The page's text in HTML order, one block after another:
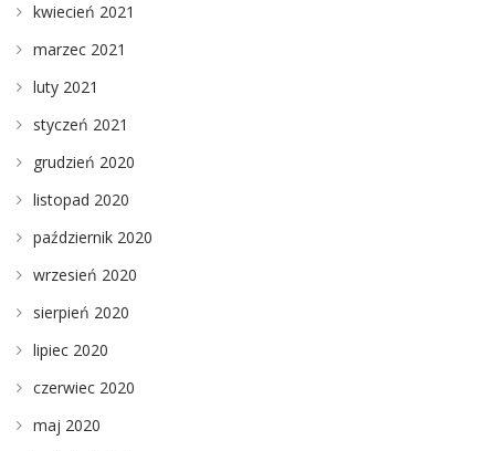
kwiecień 2021
marzec 2021
luty 2021
styczeń 2021
grudzień 2020
listopad 2020
październik 2020
wrzesień 2020
sierpień 2020
lipiec 2020
czerwiec 2020
maj 2020